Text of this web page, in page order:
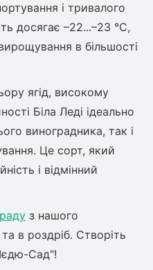
і тривалого
досягає –22...–23 °C,
в більшості
ягід, високому
Біла Леді ідеально
виноградника, так і
Це сорт, який
і відмінний
з нашого
в роздріб. Створіть
Сад"!